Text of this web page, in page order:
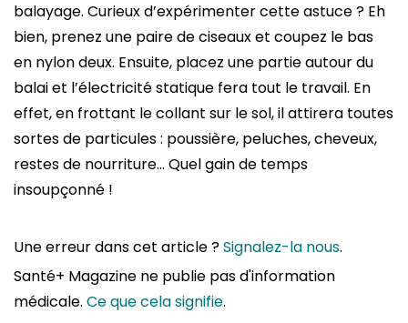
balayage. Curieux d’expérimenter cette astuce ? Eh
bien, prenez une paire de ciseaux et coupez le bas
en nylon deux. Ensuite, placez une partie autour du
balai et l’électricité statique fera tout le travail. En
effet, en frottant le collant sur le sol, il attirera toutes
sortes de particules : poussière, peluches, cheveux,
restes de nourriture… Quel gain de temps
insoupçonné !
Une erreur dans cet article ?Signalez-la nous.
Santé+ Magazine ne publie pas d'information
médicale. Ce que cela signifie.